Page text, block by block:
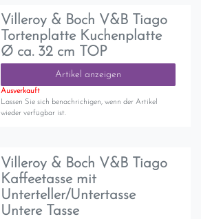
Villeroy & Boch V&B Tiago
Tortenplatte Kuchenplatte
Ø ca. 32 cm TOP
Artikel anzeigen
Ausverkauft
Lassen Sie sich benachrichigen, wenn der Artikel
wieder verfügbar ist.
Villeroy & Boch V&B Tiago
Kaffeetasse mit
Unterteller/Untertasse
Untere Tasse